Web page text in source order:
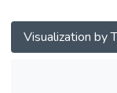
於
用
Visualization by